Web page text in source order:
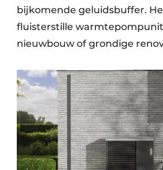
bijkomende geluidsbuffer.
fluisterstille
nieuwbouw of grondige